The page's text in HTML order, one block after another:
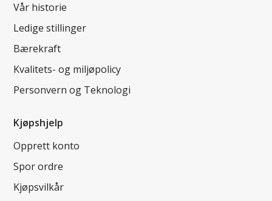
Vår historie
Ledige stillinger
Bærekraft
Kvalitets- og miljøpolicy
Personvern og Teknologi
Kjøpshjelp
Opprett konto
Spor ordre
Kjøpsvilkår